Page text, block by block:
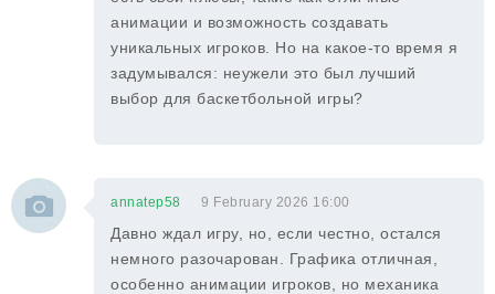
анимации и возможность создавать
уникальных игроков. Но на какое-то время я
задумывался: неужели это был лучший
выбор для баскетбольной игры?
annatep58 9 February 2026 16:00
Давно ждал игру, но, если честно, остался
немного разочарован. Графика отличная,
особенно анимации игроков, но механика